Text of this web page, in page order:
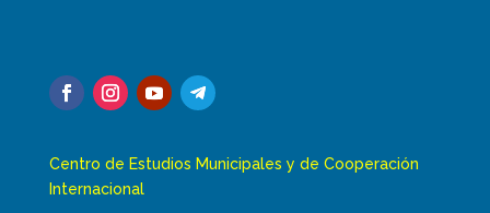
Centro de Estudios Municipales y de Cooperación
Internacional